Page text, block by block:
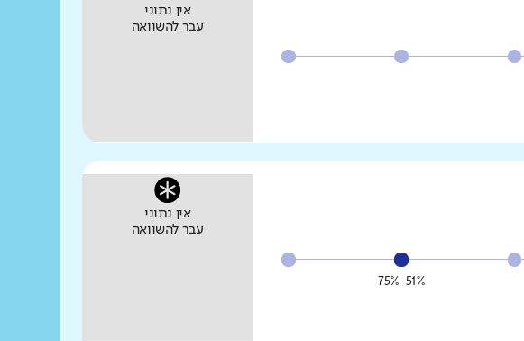
אין נתוני
עבר להשוואה
51%-75%
אין נתוני
עבר להשוואה